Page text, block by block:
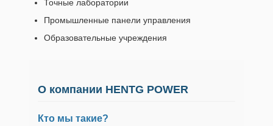
Точные лаборатории
Промышленные панели управления
Образовательные учреждения
О компании HENTG POWER
Кто мы такие?